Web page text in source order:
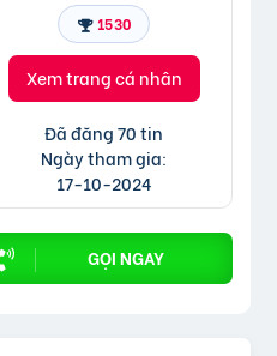
1530
Xem trang cá nhân
Đã đăng 70 tin
Ngày tham gia:
17-10-2024
GỌI NGAY